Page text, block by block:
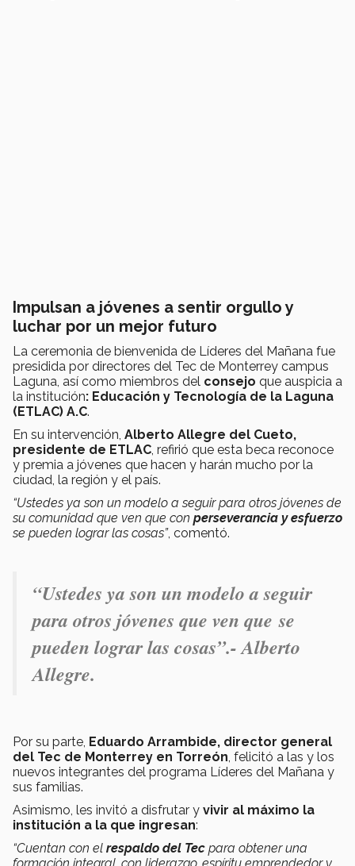
Impulsan a jóvenes a sentir orgullo y
luchar por un mejor futuro
La ceremonia de bienvenida de Líderes del Mañana fue
presidida por directores del Tec de Monterrey campus
Laguna, así como miembros del consejo que auspicia a
la institución: Educación y Tecnología de la Laguna
(ETLAC) A.C.
En su intervención, Alberto Allegre del Cueto,
presidente de ETLAC, refirió que esta beca reconoce
y premia a jóvenes que hacen y harán mucho por la
ciudad, la región y el país.
“Ustedes ya son un modelo a seguir para otros jóvenes de
su comunidad que ven que con perseverancia y esfuerzo
se pueden lograr las cosas”, comentó.
“Ustedes ya son un modelo a seguir
para otros jóvenes que ven que se
pueden lograr las cosas”.- Alberto
Allegre.
Por su parte, Eduardo Arrambide, director general
del Tec de Monterrey en Torreón, felicitó a las y los
nuevos integrantes del programa Líderes del Mañana y
sus familias.
Asimismo, les invitó a disfrutar y vivir al máximo la
institución a la que ingresan:
“Cuentan con el respaldo del Tec para obtener una